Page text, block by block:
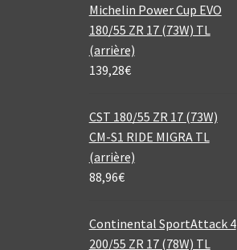
Michelin Power Cup EVO
180/55 ZR 17 (73W) TL
(arrière)
139,28€
CST 180/55 ZR 17 (73W)
CM-S1 RIDE MIGRA TL
(arrière)
88,96€
Continental SportAttack 4
200/55 ZR 17 (78W) TL